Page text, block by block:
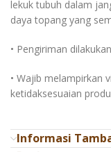
lekuk tubuh dalam
daya topang yang
• Pengiriman
• Wajib melampirkan
ketidaksesuaian
Informasi